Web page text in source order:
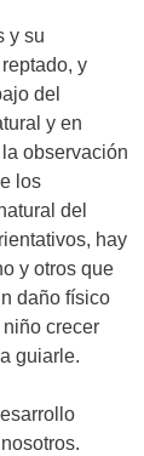
y su
y
del
y en
observación
los
del
hay
y otros que
daño físico
crecer
guiarle.